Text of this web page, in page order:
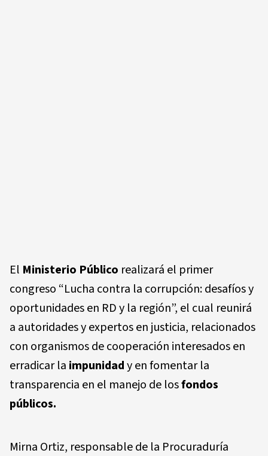
El Ministerio Público realizará el primer
congreso “Lucha contra la corrupción: desafíos y
oportunidades en RD y la región”, el cual reunirá
a autoridades y expertos en justicia, relacionados
con organismos de cooperación interesados en
erradicar la impunidady en fomentar la
transparencia en el manejo de losfondos
públicos.
Mirna Ortiz, responsable de la Procuraduría